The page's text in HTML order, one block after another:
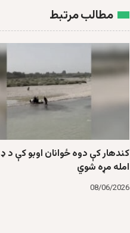
مطالب مرتبط
کندهار کې دوه ځوانان اوبو کې د
امله مړه شوي
08/06/2026